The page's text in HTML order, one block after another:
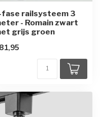
fase railsysteem 3
- Romain zwart
grijs groen